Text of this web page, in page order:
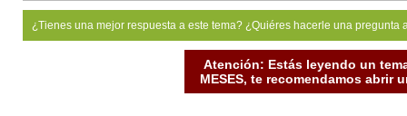
¿Tienes una mejor respuesta a este tema? ¿Quiéres hacerle una
Atención: Estás leyendo un
MESES, te recomendamos abrir